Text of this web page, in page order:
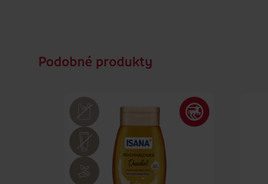
Podobné produkty